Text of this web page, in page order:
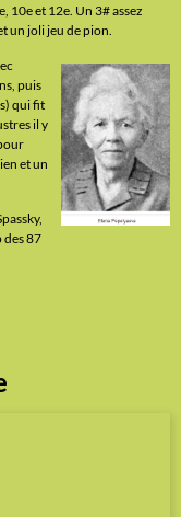
10e et 12e. Un 3# assez
un joli jeu de pion.
puis
qui fit
il y
et un
des 87